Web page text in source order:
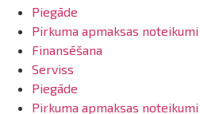
Piegāde
Pirkuma apmaksas noteikumi
Finansēšana
Serviss
Piegāde
Pirkuma apmaksas noteikumi